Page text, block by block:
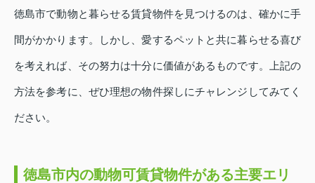
徳島市で動物と暮らせる賃貸物件を見つけるのは、確かに手
間がかかります。しかし、愛するペットと共に暮らせる喜び
を考えれば、その努力は十分に価値があるものです。上記の
方法を参考に、ぜひ理想の物件探しにチャレンジしてみてく
ださい。
徳島市内の動物可賃貸物件がある主要エリ